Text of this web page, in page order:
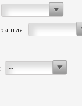
--
--
--